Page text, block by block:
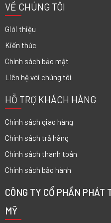
VỀ CHÚNG TÔI
Giới thiệu
Kiến thức
Chính sách bảo mật
Liên hệ với chúng tôi
HỖ TRỢ KHÁCH HÀNG
Chính sách giao hàng
Chính sách trả hàng
Chính sách thanh toán
Chính sách bảo hành
CÔNG TY CỔ PHẦN PHÁT
MỸ